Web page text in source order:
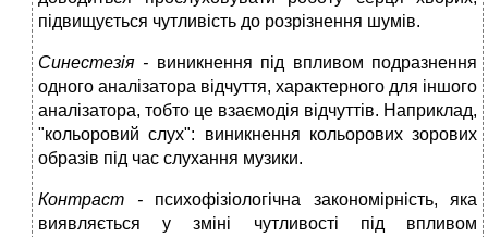
підвищується чутливість до розрізнення шумів.
Синестезія - виникнення під впливом подразнення
одного аналізатора відчуття, характерного для іншого
аналізатора, тобто це взаємодія відчуттів. Наприклад,
"кольоровий слух": виникнення кольорових зорових
образів під час слухання музики.
Контраст - психофізіологічна закономірність, яка
виявляється у зміні чутливості під впливом